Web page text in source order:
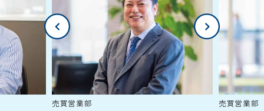
売買営業部 売買営業部